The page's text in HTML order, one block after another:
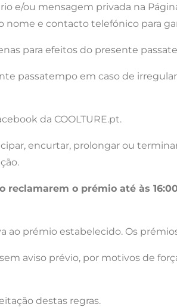
e/ou mensagem privada na
nome e contacto telefónico para
para efeitos do presente
passatempo em caso de
da COOLTURE.pt.
encurtar, prolongar ou
o prémio até às
prémio estabelecido. Os
aviso prévio, por motivos de
destas regras.